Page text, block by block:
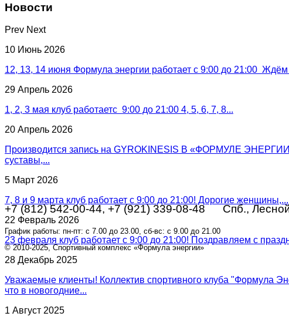
Новости
Prev Next
10 Июнь 2026
12, 13, 14 июня Формула энергии работает с 9:00 до 21:00 Ждём
29 Апрель 2026
1, 2, 3 мая клуб работаетс 9:00 до 21:00 4, 5, 6, 7, 8...
20 Апрель 2026
Производится запись на GYROKINESIS В «ФОРМУЛЕ
суставы,...
5 Март 2026
7, 8 и 9 марта клуб работает с 9:00 до 21:00! Дорогие женщины,...
22 Февраль 2026
23 февраля клуб работает с 9:00 до 21:00! Поздравляем с
28 Декабрь 2025
Уважаемые клиенты! Коллектив спортивного клуба "Формула
что в новогодние...
1 Август 2025
+7 (812) 542-00-44, +7 (921) 339-08-48 Спб.,
График работы: пн-пт: с 7.00 до 23.00, сб-вс: с 9.00 до 21.00
© 2010-2025, Спортивный комплекс «Формула энергии»